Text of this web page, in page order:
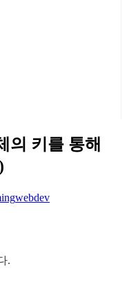
의 키를 통해
webdev
.